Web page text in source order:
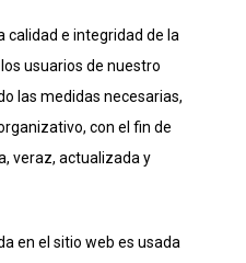
calidad e integridad de la
usuarios de nuestro
las medidas necesarias,
con el fin de
veraz, actualizada y
en el sitio web es usada